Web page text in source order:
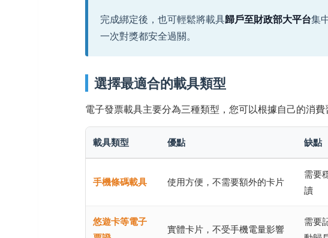
完成綁定後，也可輕鬆將載具歸戶至財政部大平台集
一次對獎都安全過關。
選擇最適合的載具類型
電子發票載具主要分為三種類型，您可以根據自己的消費
載具類型 優點 缺點
手機條碼載具 使用方便，不需要額外的卡片
需要
讀
悠遊卡等電子
實體卡片，不受手機電量影響
需要